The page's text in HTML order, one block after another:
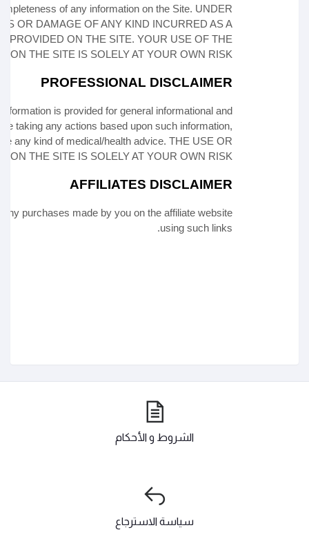
of any information on the Site. UNDER
OR DAMAGE OF ANY KIND INCURRED AS A
PROVIDED ON THE SITE. YOUR USE OF THE
ON THE SITE IS SOLELY AT YOUR OWN RISK.
PROFESSIONAL DISCLAIMER
is provided for general informational and
taking any actions based upon such information,
any kind of medical/health advice. THE USE OR
ON THE SITE IS SOLELY AT YOUR OWN RISK.
AFFILIATES DISCLAIMER
purchases made by you on the affiliate website
using such links.
الشروط و الأحكام
سياسة الاسترجاع